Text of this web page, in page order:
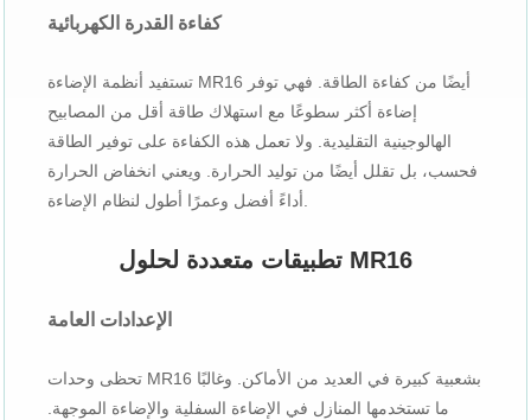
كفاءة القدرة الكهربائية
تستفيد أنظمة الإضاءة MR16 أيضًا من كفاءة الطاقة. فهي توفر
إضاءة أكثر سطوعًا مع استهلاك طاقة أقل من المصابيح
الهالوجينية التقليدية. ولا تعمل هذه الكفاءة على توفير الطاقة
فحسب، بل تقلل أيضًا من توليد الحرارة. ويعني انخفاض الحرارة
أداءً أفضل وعمرًا أطول لنظام الإضاءة.
تطبيقات متعددة لحلول MR16
الإعدادات العامة
تحظى وحدات MR16 بشعبية كبيرة في العديد من الأماكن. وغالبًا
ما تستخدمها المنازل في الإضاءة السفلية والإضاءة الموجهة.